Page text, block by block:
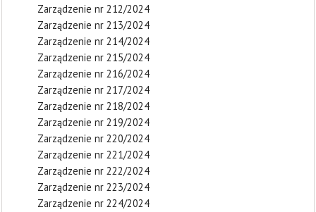
Zarządzenie nr 212/2024
Zarządzenie nr 213/2024
Zarządzenie nr 214/2024
Zarządzenie nr 215/2024
Zarządzenie nr 216/2024
Zarządzenie nr 217/2024
Zarządzenie nr 218/2024
Zarządzenie nr 219/2024
Zarządzenie nr 220/2024
Zarządzenie nr 221/2024
Zarządzenie nr 222/2024
Zarządzenie nr 223/2024
Zarządzenie nr 224/2024